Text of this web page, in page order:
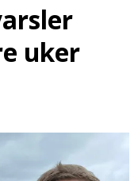
uker